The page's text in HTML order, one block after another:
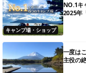
キャンプ場・ショップ
NO.1キ
2025年
を獲得
一度は
主役の
や初心